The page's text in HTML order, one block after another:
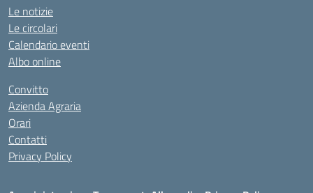
Le notizie
Le circolari
Calendario eventi
Albo online
Convitto
Azienda Agraria
Orari
Contatti
Privacy Policy